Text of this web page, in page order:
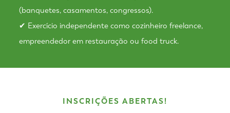
(banquetes, casamentos, congressos).
✔ Exercício independente como cozinheiro freelance,
empreendedor em restauração ou food truck.
INSCRIÇÕES ABERTAS!